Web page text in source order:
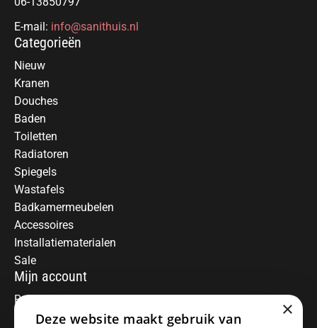
E-mail: info@sanithuis.nl
Categorieën
Nieuw
Kranen
Douches
Baden
Toiletten
Radiatoren
Spiegels
Wastafels
Badkamermeubelen
Accessoires
Installatiematerialen
Sale
Mijn account
Registreren
Mijn bestellingen
×
Deze website maakt gebruik van